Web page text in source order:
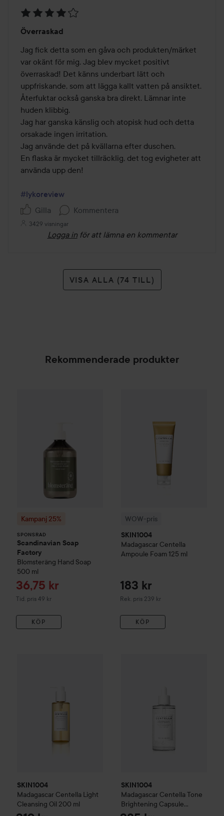
4
av
5
Överraskad
Jag fick detta som en gåva och produkten/märket
var okänt för mig. Jag blev mycket positivt
överraskad! Det känns underbart lätt och
uppfriskande, som att lägga kallt vatten på ansiktet.
Återfuktar också ganska bra direkt. Lämnar inte
huden klibbig.
Jag har ganska känslig och atopisk hud och detta
orsakade ingen irritation.
Jag använde det på kvällarna efter duschen.
En flaska är mycket tillräcklig, det tog evigheter att
använda upp den!
#lykoreview
Gilla
Kommentera
3429 visningar
Logga in för att lämna en kommentar
VISA ALLA (74 TILL)
Rekommenderade produkter
Kampanj 25%
SPONSRAD
Scandinavian Soap
Factory
Blomsteräng Hand Soap
500 ml
Reapris
36,75 kr
Tid. pris 49 kr
Tidigare pris 49 kr
KÖP
WOW-pris
SKIN1004
Madagascar Centella
Ampoule Foam 125 ml
183 kr
Rek. pris 239 kr
Rekommenderat pris 239 kr
KÖP
SKIN1004
Madagascar Centella Light
Cleansing Oil 200 ml
SKIN1004
Madagascar Centella Tone
Brightening Capsule
Ampoule